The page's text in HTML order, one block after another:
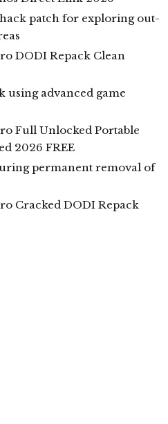
patch for exploring out-
DODI Repack Clean
using advanced game
Full Unlocked Portable
2026 FREE
permanent removal of
Cracked DODI Repack